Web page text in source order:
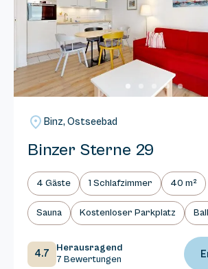
Binz, Ostseebad
Binzer Sterne 29
4 Gäste 1 Schlafzimmer 40 m²
Sauna Kostenloser Parkplatz
4.7
Herausragend
7 Bewertungen